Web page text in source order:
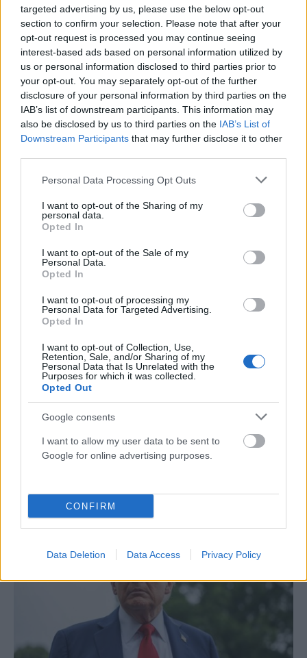
targeted advertising by us, please use the below opt-out
section to confirm your selection. Please note that after your
opt-out request is processed you may continue seeing
interest-based ads based on personal information utilized by
us or personal information disclosed to third parties prior to
your opt-out. You may separately opt-out of the further
disclosure of your personal information by third parties on the
IAB’s list of downstream participants. This information may
also be disclosed by us to third parties on the IAB’s List of
Downstream Participants that may further disclose it to other
Please note that this website/app uses one or more Google
not limited to your visit or usage behaviour. You may click to
grant or deny consent to Google and its third-party tags to
use your data for below specified purposes in below Google
consent section.
Personal Data Processing Opt Outs
I want to opt-out of the Sharing of my
personal data.
Opted In
I want to opt-out of the Sale of my
Personal Data.
Opted In
I want to opt-out of processing my
Personal Data for Targeted Advertising.
Opted In
I want to opt-out of Collection, Use,
Retention, Sale, and/or Sharing of my
Personal Data that Is Unrelated with the
Purposes for which it was collected.
Opted Out
Google consents
I want to allow my user data to be sent to
Google for online advertising purposes.
CONFIRM
Data Deletion Data Access Privacy Policy
νεκροί από αιματηρούς πυροβολισμούς σε κατοικία –
Σε εξέλιξη οι έρευνες
για ενδεχόμενο πολέμου με Κίνα ή Ρωσία
ΑΝΑΡΤΗΘΗΚΕ ΑΠΟDKATSAMADOU